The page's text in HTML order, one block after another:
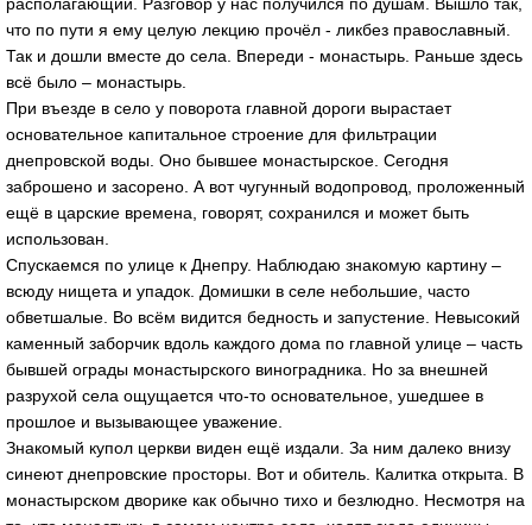
располагающий. Разговор у нас получился по душам. Вышло так,
что по пути я ему целую лекцию прочёл - ликбез православный.
Так и дошли вместе до села. Впереди - монастырь. Раньше здесь
всё было – монастырь.
При въезде в село у поворота главной дороги вырастает
основательное капитальное строение для фильтрации
днепровской воды. Оно бывшее монастырское. Сегодня
заброшено и засорено. А вот чугунный водопровод, проложенный
ещё в царские времена, говорят, сохранился и может быть
использован.
Спускаемся по улице к Днепру. Наблюдаю знакомую картину –
всюду нищета и упадок. Домишки в селе небольшие, часто
обветшалые. Во всём видится бедность и запустение. Невысокий
каменный заборчик вдоль каждого дома по главной улице – часть
бывшей ограды монастырского виноградника. Но за внешней
разрухой села ощущается что-то основательное, ушедшее в
прошлое и вызывающее уважение.
Знакомый купол церкви виден ещё издали. За ним далеко внизу
синеют днепровские просторы. Вот и обитель. Калитка открыта. В
монастырском дворике как обычно тихо и безлюдно. Несмотря на